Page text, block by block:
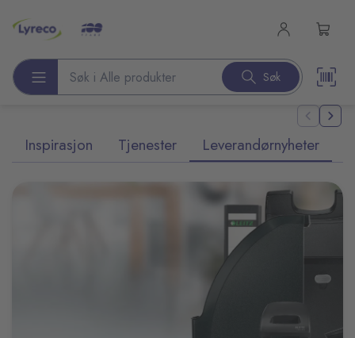
Søk etter produkter Søk
Inspirasjon Tjenester Leverandørnyheter